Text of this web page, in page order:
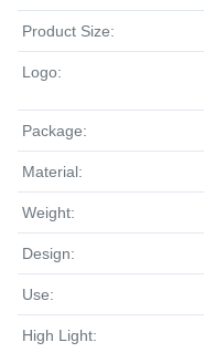
Product Size:
Logo:
Package:
Material:
Weight:
Design:
Use:
High Light: